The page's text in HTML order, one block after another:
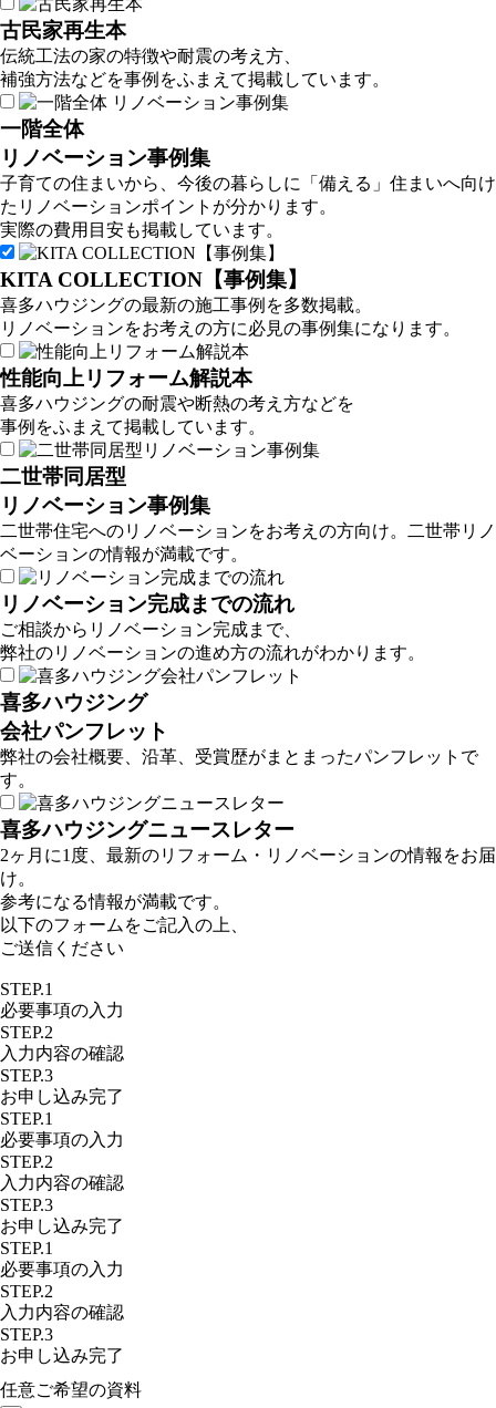
古民家再生本
伝統工法の家の特徴や耐震の考え方、
補強方法などを事例をふまえて掲載しています。
一階全体
リノベーション事例集
子育ての住まいから、今後の暮らしに「備える」住まいへ向け
たリノベーションポイントが分かります。
実際の費用目安も掲載しています。
KITA COLLECTION【事例集】
喜多ハウジングの最新の施工事例を多数掲載。
リノベーションをお考えの方に必見の事例集になります。
性能向上リフォーム解説本
喜多ハウジングの耐震や断熱の考え方などを
事例をふまえて掲載しています。
二世帯同居型
リノベーション事例集
二世帯住宅へのリノベーションをお考えの方向け。二世帯リノ
ベーションの情報が満載です。
リノベーション完成までの流れ
ご相談からリノベーション完成まで、
弊社のリノベーションの進め方の流れがわかります。
喜多ハウジング
会社パンフレット
弊社の会社概要、沿革、受賞歴がまとまったパンフレットで
す。
喜多ハウジングニュースレター
2ヶ月に1度、最新のリフォーム・リノベーションの情報をお届
け。
参考になる情報が満載です。
以下のフォームをご記入の上、
ご送信ください
STEP.1
必要事項の入力
STEP.2
入力内容の確認
STEP.3
お申し込み完了
STEP.1
必要事項の入力
STEP.2
入力内容の確認
STEP.3
お申し込み完了
STEP.1
必要事項の入力
STEP.2
入力内容の確認
STEP.3
お申し込み完了
任意ご希望の資料